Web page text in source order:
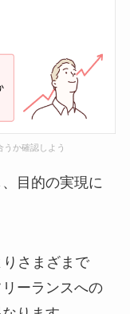
か確認しよう
目的の実現に
さまざまで
ーランスへの